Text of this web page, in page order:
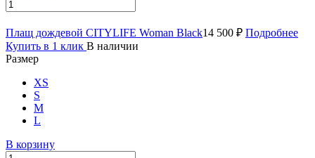
Плащ дождевой CITYLIFE Woman Black14 500 ₽ Подробнее
Купить в 1 клик В наличии
Размер
XS
S
M
L
В корзину